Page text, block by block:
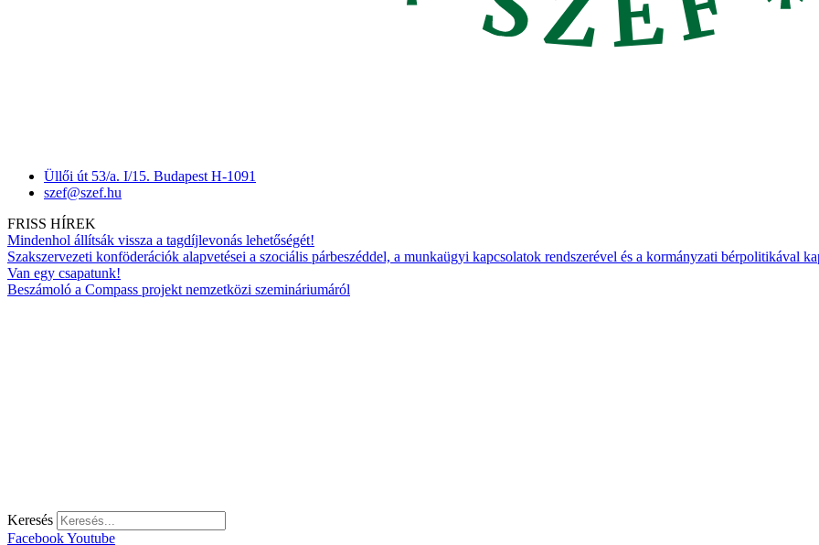
Üllői út 53/a. I/15. Budapest H-1091
szef@szef.hu
FRISS HÍREK
Mindenhol állítsák vissza a tagdíjlevonás lehetőségét!
Szakszervezeti konföderációk alapvetései a szociális párbeszéddel, a munkaügyi kapcsolatok rendszerével és a kormányzati bérpolitikával
Van egy csapatunk!
Beszámoló a Compass projekt nemzetközi szemináriumáról
Keresés
FacebookYoutube